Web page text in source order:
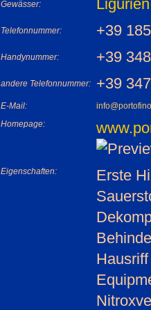
Gewässer:
Telefonnummer: +39
Handynummer: +39
andere Telefonnummer: +39
E-Mail:
Homepage:
Eigenschaften:
Erste